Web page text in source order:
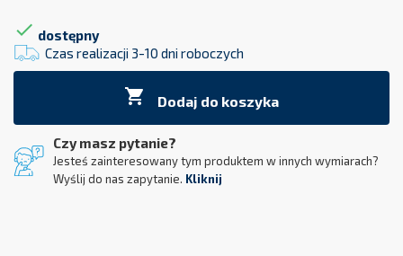
 dostępny
Czas realizacji 3-10 dni roboczych
 Dodaj do koszyka
Czy masz pytanie?
Jesteś zainteresowany tym produktem w innych wymiarach?
Wyślij do nas zapytanie. Kliknij